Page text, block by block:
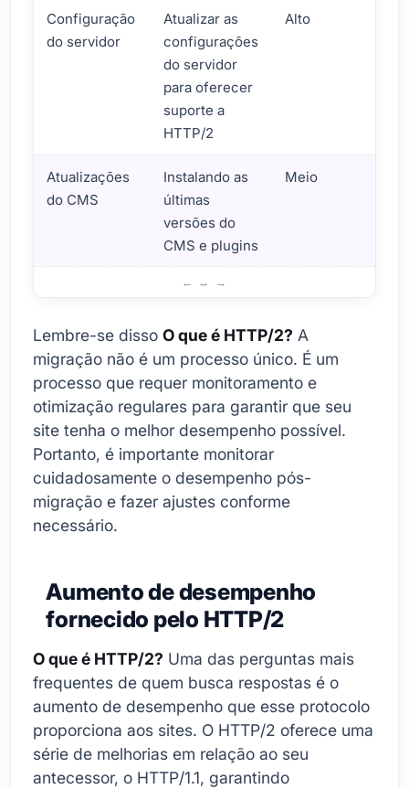
Configuração
do servidor
Atualizar as
configurações
do servidor
para oferecer
suporte a
HTTP/2
Alto
Atualizações
do CMS
Instalando as
últimas
versões do
CMS e plugins
Meio
Lembre-se disso O que é HTTP/2? A
migração não é um processo único. É um
processo que requer monitoramento e
otimização regulares para garantir que seu
site tenha o melhor desempenho possível.
Portanto, é importante monitorar
cuidadosamente o desempenho pós-
migração e fazer ajustes conforme
necessário.
Aumento de desempenho
fornecido pelo HTTP/2
O que é HTTP/2? Uma das perguntas mais
frequentes de quem busca respostas é o
aumento de desempenho que esse protocolo
proporciona aos sites. O HTTP/2 oferece uma
série de melhorias em relação ao seu
antecessor, o HTTP/1.1, garantindo